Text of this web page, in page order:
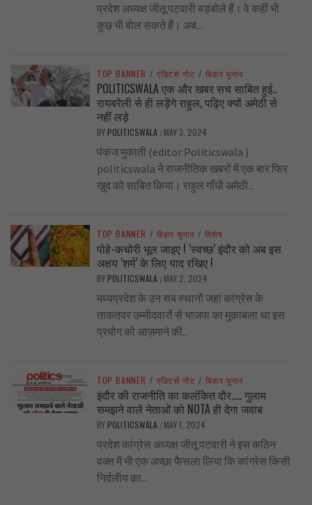
प्रदेश अध्यक्ष जीतू पटवारी बड़बोले हैं। वे कहीं भी
कुछ भी बोल सकते हैं। अब...
TOP BANNER / एडिटर्स नोट / बिहार चुनाव
POLITICSWALA एक और खबर सच साबित हुई..
रायबरेली से ही लड़ेंगे राहुल, पढ़िए क्यों अमेठी से
नहीं लड़े
BY POLITICSWALA / MAY 3, 2024
पंकज मुकाती (editor Politicswala )
politicswala ने राजनीतिक खबरों में एक बार फिर
खुद को साबित किया। राहुल गाँधी अमेठी...
TOP BANNER / बिहार चुनाव / विशेष
पोहे-कचोरी भूल जाइए ! ‘स्वच्छ’ इंदौर को अब इस
अक्षय ‘शर्म’ के लिए याद रखिए !
BY POLITICSWALA / MAY 2, 2024
मध्यप्रदेश के उन सब स्थानों जहां कांग्रेस के
ताकतवर उम्मीदवारों से भाजपा का मुक़ाबला था इस
प्रयोग को आज़माने की...
TOP BANNER / एडिटर्स नोट / बिहार चुनाव
इंदौर की राजनीति का कलंकित दौर….. गुलाम
समझने वाले नेताओं को NOTA ही देगा जवाब
BY POLITICSWALA / MAY 1, 2024
प्रदेश कांग्रेस अध्यक्ष जीतू पटवारी ने इस कठिन
वक्त में भी एक अच्छा फैसला लिया कि कांग्रेस किसी
निर्दलीय का...